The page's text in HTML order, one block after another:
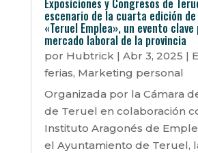
Exposiciones y Congresos de
escenario de la cuarta edición
«Teruel Emplea», un evento
mercado laboral de la provincia
por Hubtrick| Abr 3, 2025 |
ferias, Marketing personal
Organizada por la Cámara
de Teruel en colaboración
Instituto Aragonés de
el Ayuntamiento de Teruel,